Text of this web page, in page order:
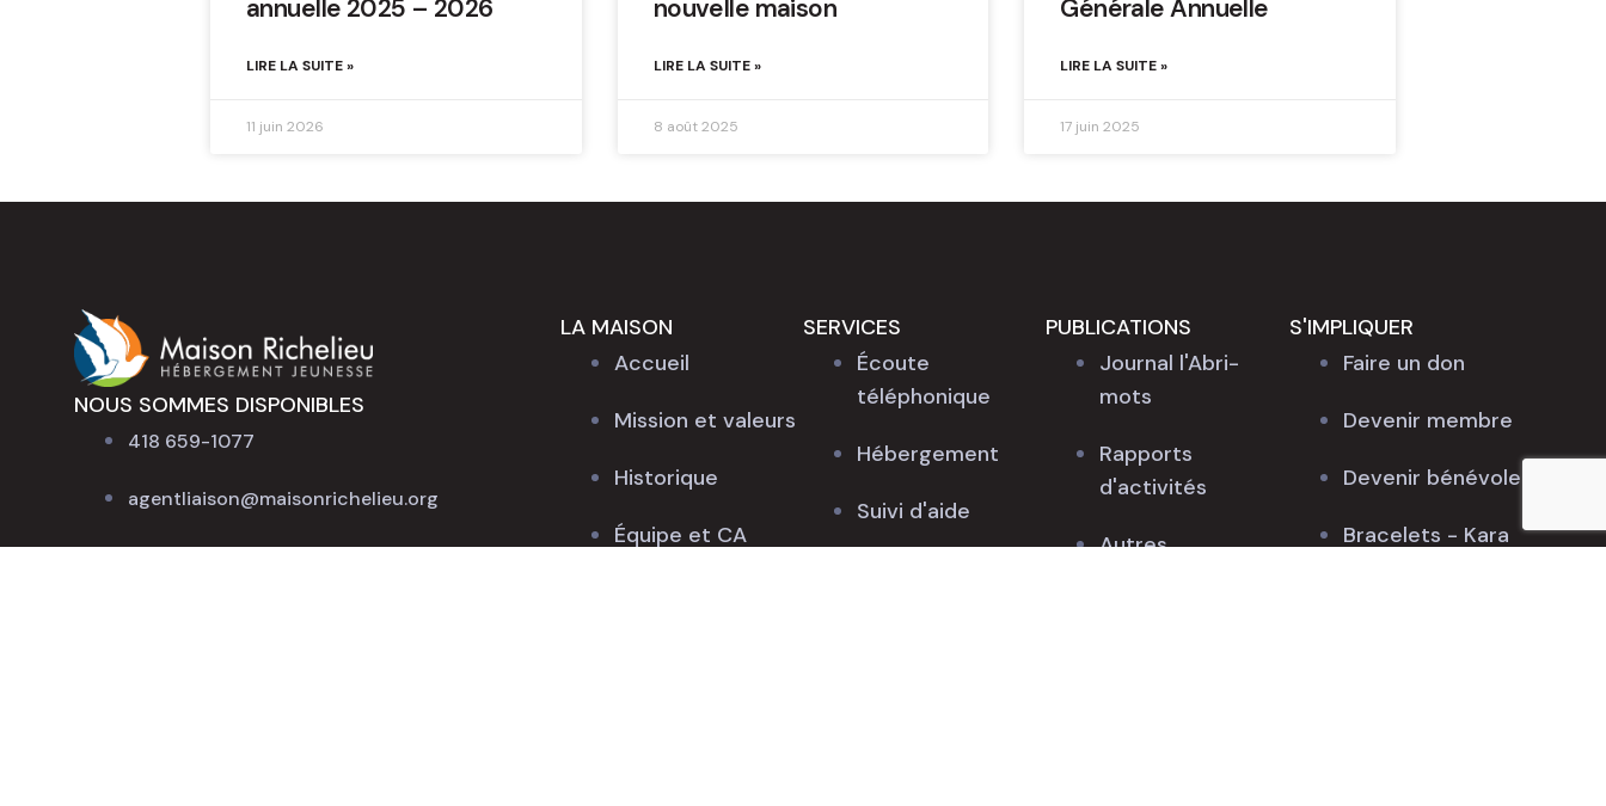
annuelle 2025 – 2026
LIRE LA SUITE »
11 juin 2026
nouvelle maison
LIRE LA SUITE »
8 août 2025
Générale Annuelle
LIRE LA SUITE »
17 juin 2025
NOUS SOMMES DISPONIBLES
418 659-1077
agentliaison@maisonrichelieu.org
LA MAISON
Accueil
Mission et valeurs
Historique
Équipe et CA
SERVICES
Écoute
téléphonique
Hébergement
Suivi d'aide
PUBLICATIONS
Journal l'Abri-
mots
Rapports
d'activités
Autres
S'IMPLIQUER
Faire un don
Devenir membre
Devenir bénévole
Bracelets - Kara